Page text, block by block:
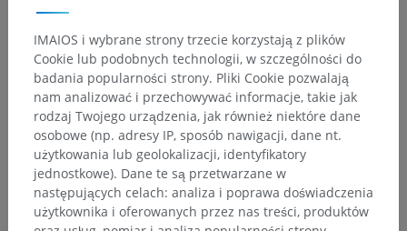
IMAIOS i wybrane strony trzecie korzystają z plików
Cookie lub podobnych technologii, w szczególności do
badania popularności strony. Pliki Cookie pozwalają
nam analizować i przechowywać informacje, takie jak
rodzaj Twojego urządzenia, jak również niektóre dane
osobowe (np. adresy IP, sposób nawigacji, dane nt.
użytkowania lub geolokalizacji, identyfikatory
jednostkowe). Dane te są przetwarzane w
następujących celach: analiza i poprawa doświadczenia
użytkownika i oferowanych przez nas treści, produktów